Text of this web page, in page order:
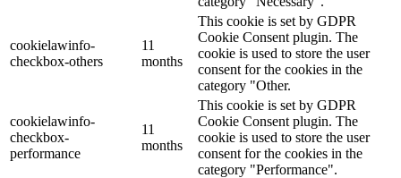
cookielawinfo-
checkbox-others
11
months
This cookie is set by GDPR
Cookie Consent plugin. The
cookie is used to store the user
consent for the cookies in the
category "Other.
cookielawinfo-
checkbox-
performance
11
months
This cookie is set by GDPR
Cookie Consent plugin. The
cookie is used to store the user
consent for the cookies in the
category "Performance".